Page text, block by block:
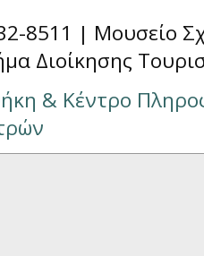
8511 | Μουσείο
Διοίκησης
& Κέντρο